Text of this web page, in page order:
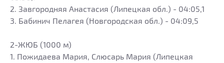
2. Завгородняя Анастасия (Липецкая обл.) - 04:05,1
3. Бабинич Пелагея (Новгородская обл.) - 04:09,5
2-ЖЮБ (1000 м)
1. Пожидаева Мария, Слюсарь Мария (Липецкая